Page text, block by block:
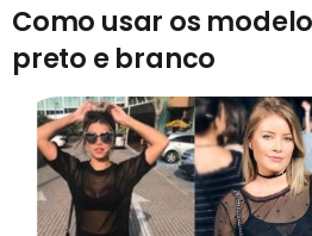
Como usar os
preto e branco